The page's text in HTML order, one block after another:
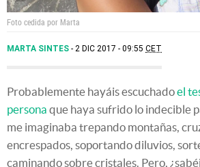
Foto cedida por Marta
MARTA SINTES 2 DIC 2017 - 09:55 CET
Probablemente hayáis escuchadoel
persona que haya sufrido lo indecible
me imaginaba trepando montañas,
encrespados, soportando diluvios,
caminando sobre cristales. Pero,